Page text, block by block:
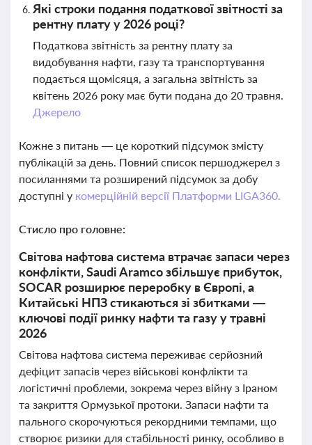
Які строки подання податкової звітності за
рентну плату у 2026 році?
Податкова звітність за рентну плату за
видобування нафти, газу та транспортування
подається щомісяця, а загальна звітність за
квітень 2026 року має бути подана до 20 травня.
Джерело
Кожне з питань — це короткий підсумок змісту
публікацій за день. Повний список першоджерел з
посиланнями та розширений підсумок за добу
доступні у комерційній версії Платформи LIGA360.
Стисло про головне:
Світова нафтова система втрачає запаси через
конфлікти, Saudi Aramco збільшує прибуток,
SOCAR розширює переробку в Європі, а
Китайські НПЗ стикаються зі збитками —
ключові події ринку нафти та газу у травні
2026
Світова нафтова система переживає серйозний
дефіцит запасів через військові конфлікти та
логістичні проблеми, зокрема через війну з Іраном
та закриття Ормузької протоки. Запаси нафти та
пального скорочуються рекордними темпами, що
створює ризики для стабільності ринку, особливо в